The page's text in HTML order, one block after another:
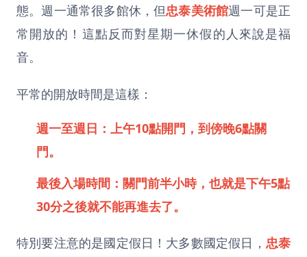
態。週一通常很多館休，但忠泰美術館週一可是正
常開放的！這點反而對星期一休假的人來說是福
音。
平常的開放時間是這樣：
週一至週日：上午10點開門，到傍晚6點關
門。
最後入場時間：關門前半小時，也就是下午5點
30分之後就不能再進去了。
特別要注意的是國定假日！大多數國定假日， 忠泰